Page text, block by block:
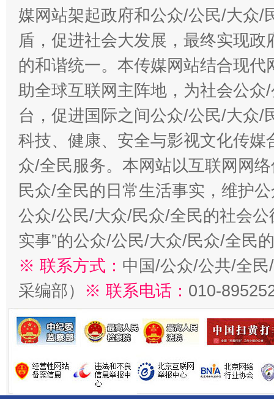
媒网站架起政府和公众/公民/大众/
盾，促进社会大发展，最终实现
的和谐统一。本传媒网站结合现
助全球互联网主阵地，为社会公
台，促进国际之间公众/公民/大众/
科技、健康、安全与影视文化传
众/全民服务。本网站以互联网网
民众/全民的日常生活事实，维护
公众/公民/大众/民众/全民的社会公
实事”的公众/公民/大众/民众/全民
※ 联系方式： 中国/公众/公共/全
采编部） ※ 联系电话： 010-